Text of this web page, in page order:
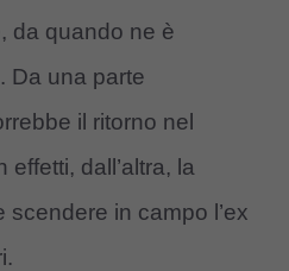
da quando ne è
Da una parte
il ritorno nel
dall’altra, la
scendere in campo l’ex